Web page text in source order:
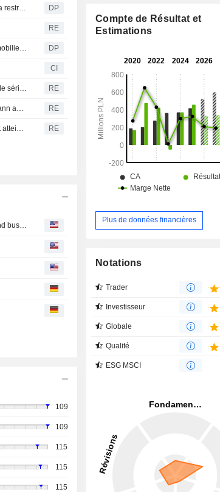
MLP vise un rebond de ses résultats après une baisse des bénéfices - La restructuration pèse sur 2025 DP
RE
MLP : baisse du résultat opérationnel en 2025, la restructuration de l'immobilier pèse sur les comptes DP
CI
MLP Group procèdera au remboursement anticipé total des obligations de série G RE
Le conseil de surveillance de MLP prolonge le mandat d’Oliver Liebermann au directoire RE
MLP Group prévoit d'émettre des obligations vertes d'une valeur pouvant atteindre 350 millions d'euros RE
109
109
115
115
115
Compte de Résultat et
Estimations
Plus de données financières
Notations
Trader
Investisseur
Globale
Qualité
ESG MSCI